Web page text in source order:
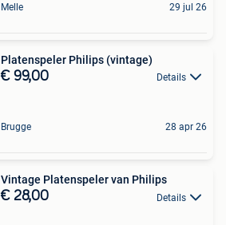
Melle 29 jul 26
Platenspeler Philips (vintage)
€ 99,00 Details
Brugge 28 apr 26
Vintage Platenspeler van Philips
€ 28,00 Details